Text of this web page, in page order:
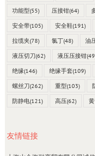
功能型(55) 压接钳(64)
安全带(105) 安全鞋(191)
拉缆夹(78) 氯丁(48) 油
液压切刀(62) 液压压接钳
绝缘(146) 绝缘手套(109)
螺丝刀(262) 重型(103)
防静电(121) 高压(62)
友情链接